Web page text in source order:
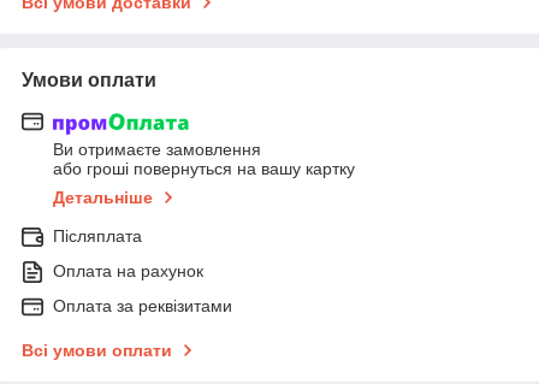
Умови оплати
Ви отримаєте замовлення
або гроші повернуться на вашу картку
Детальніше
Післяплата
Оплата на рахунок
Оплата за реквізитами
Всі умови оплати